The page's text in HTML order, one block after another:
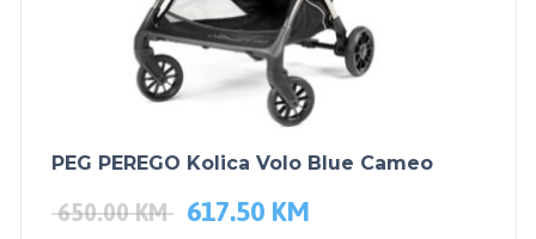
PEG PEREGO Kolica Volo Blue Cameo
650.00KM 617.50 KM